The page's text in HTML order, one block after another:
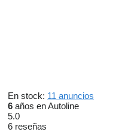
En stock: 11 anuncios
6 años en Autoline
5.0
6 reseñas